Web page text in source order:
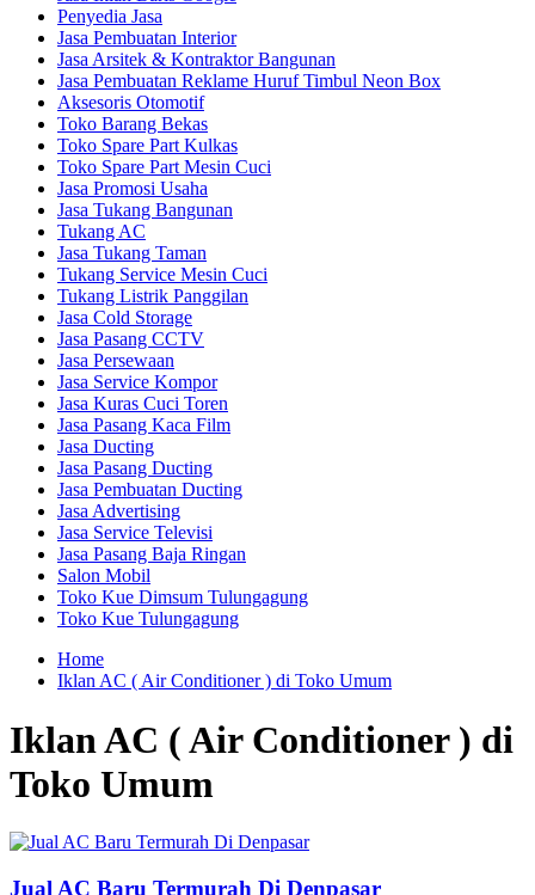
Penyedia Jasa
Jasa Pembuatan Interior
Jasa Arsitek & Kontraktor Bangunan
Jasa Pembuatan Reklame Huruf Timbul Neon Box
Aksesoris Otomotif
Toko Barang Bekas
Toko Spare Part Kulkas
Toko Spare Part Mesin Cuci
Jasa Promosi Usaha
Jasa Tukang Bangunan
Tukang AC
Jasa Tukang Taman
Tukang Service Mesin Cuci
Tukang Listrik Panggilan
Jasa Cold Storage
Jasa Pasang CCTV
Jasa Persewaan
Jasa Service Kompor
Jasa Kuras Cuci Toren
Jasa Pasang Kaca Film
Jasa Ducting
Jasa Pasang Ducting
Jasa Pembuatan Ducting
Jasa Advertising
Jasa Service Televisi
Jasa Pasang Baja Ringan
Salon Mobil
Toko Kue Dimsum Tulungagung
Toko Kue Tulungagung
Home
Iklan AC ( Air Conditioner ) di Toko Umum
Iklan AC ( Air Conditioner ) di
Toko Umum
Jual AC Baru Termurah Di Denpasar